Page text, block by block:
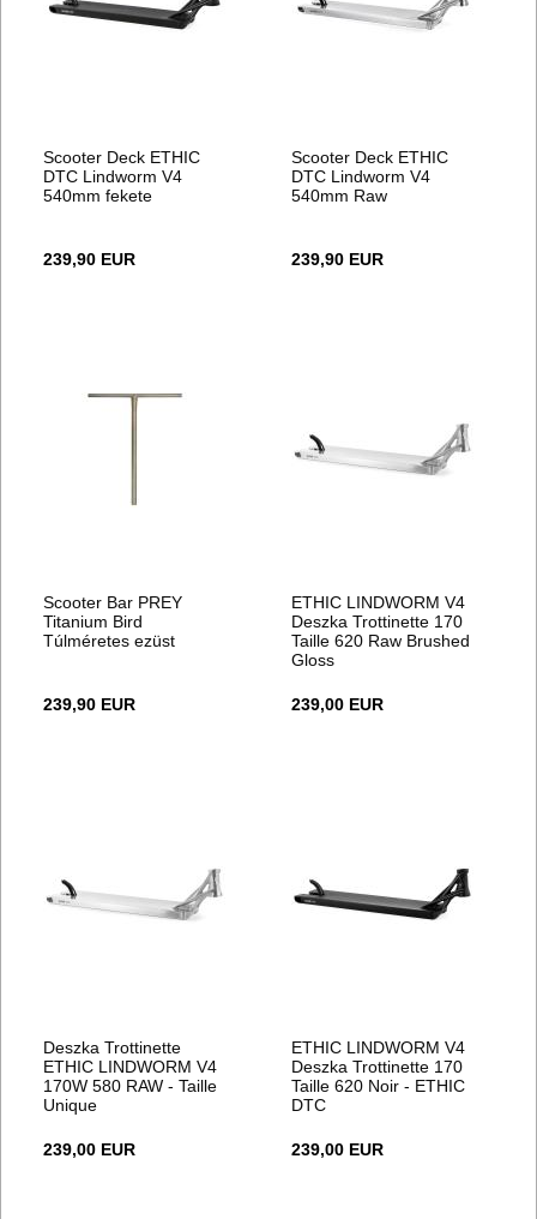
Scooter Deck ETHIC
DTC Lindworm V4
540mm fekete
239,90 EUR
Scooter Deck ETHIC
DTC Lindworm V4
540mm Raw
239,90 EUR
Scooter Bar PREY
Titanium Bird
Túlméretes ezüst
239,90 EUR
ETHIC LINDWORM V4
Deszka Trottinette 170
Taille 620 Raw Brushed
Gloss
239,00 EUR
Deszka Trottinette
ETHIC LINDWORM V4
170W 580 RAW - Taille
Unique
239,00 EUR
ETHIC LINDWORM V4
Deszka Trottinette 170
Taille 620 Noir - ETHIC
DTC
239,00 EUR